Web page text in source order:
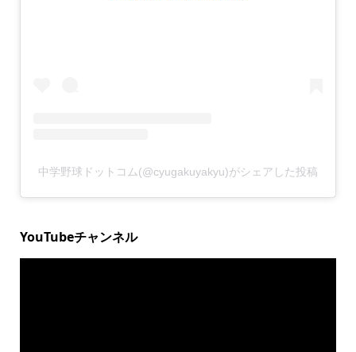
中学野球ドットコム(@cyugakuyakyu)がシェアした投稿
YouTubeチャンネル